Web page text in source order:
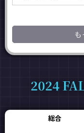
も
2024
総合